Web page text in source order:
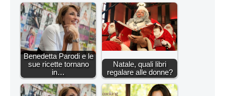
Benedetta Parodi e le
sue ricette tornano
in…
Natale, quali libri
regalare alle donne?